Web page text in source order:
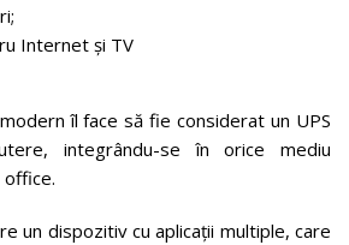
Internet și TV
îl face să fie considerat un UPS
integrându-se în orice mediu
un dispozitiv cu aplicații multiple, care